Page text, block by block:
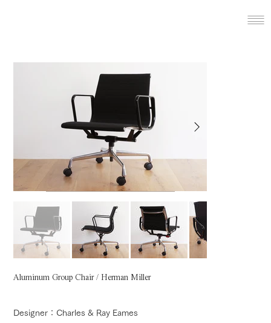
Aluminum Group Chair / Herman Miller
Designer：Charles & Ray Eames